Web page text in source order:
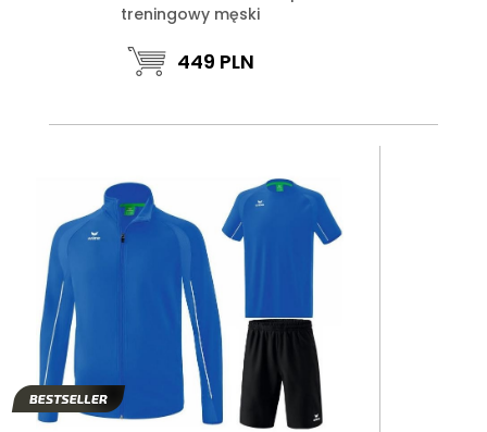
treningowy męski
449 PLN